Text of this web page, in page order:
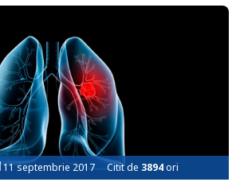
11 septembrie 2017 Citit de 3894ori